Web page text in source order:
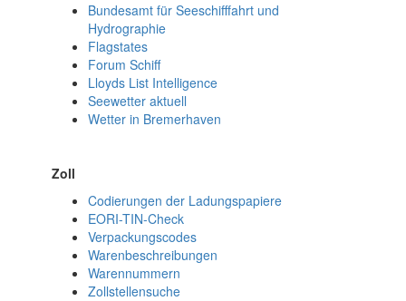
Bundesamt für Seeschifffahrt und
Hydrographie
Flagstates
Forum Schiff
Lloyds List Intelligence
Seewetter aktuell
Wetter in Bremerhaven
Zoll
Codierungen der Ladungspapiere
EORI-TIN-Check
Verpackungscodes
Warenbeschreibungen
Warennummern
Zollstellensuche